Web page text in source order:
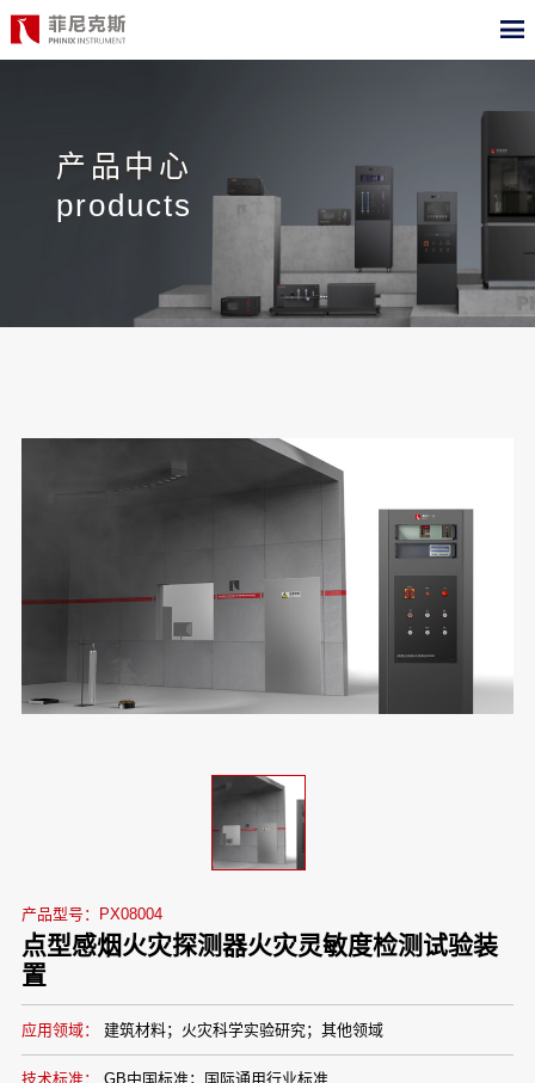
产品中心产品中心
products
产品型号：PX08004
点型感烟火灾探测器火灾灵敏度检测试验装
置
应用领域： 建筑材料；火灾科学实验研究；其他领域
技术标准： GB中国标准；国际通用行业标准